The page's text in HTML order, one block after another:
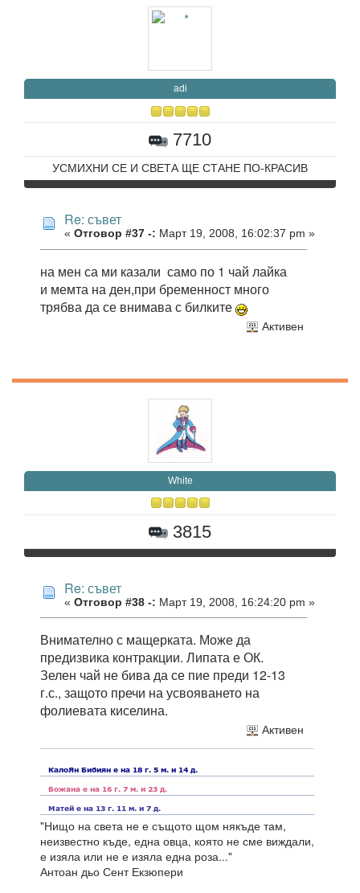
adi
7710
УСМИХНИ СЕ И СВЕТА ЩЕ СТАНЕ ПО-КРАСИВ
Re: съвет
« Отговор #37 -: Март 19, 2008, 16:02:37 pm »
на мен са ми казали само по 1 чай лайка
и мемта на ден,при бременност много
трябва да се внимава с билките
Активен
White
3815
Re: съвет
« Отговор #38 -: Март 19, 2008, 16:24:20 pm »
Внимателно с мащерката. Може да
предизвика контракции. Липата е ОК.
Зелен чай не бива да се пие преди 12-13
г.с., защото пречи на усвояването на
фолиевата киселина.
Активен
"Нищо на света не е същото щом някъде там,
неизвестно къде, една овца, която не сме виждали,
е изяла или не е изяла една роза..."
Антоан дьо Сент Екзюпери